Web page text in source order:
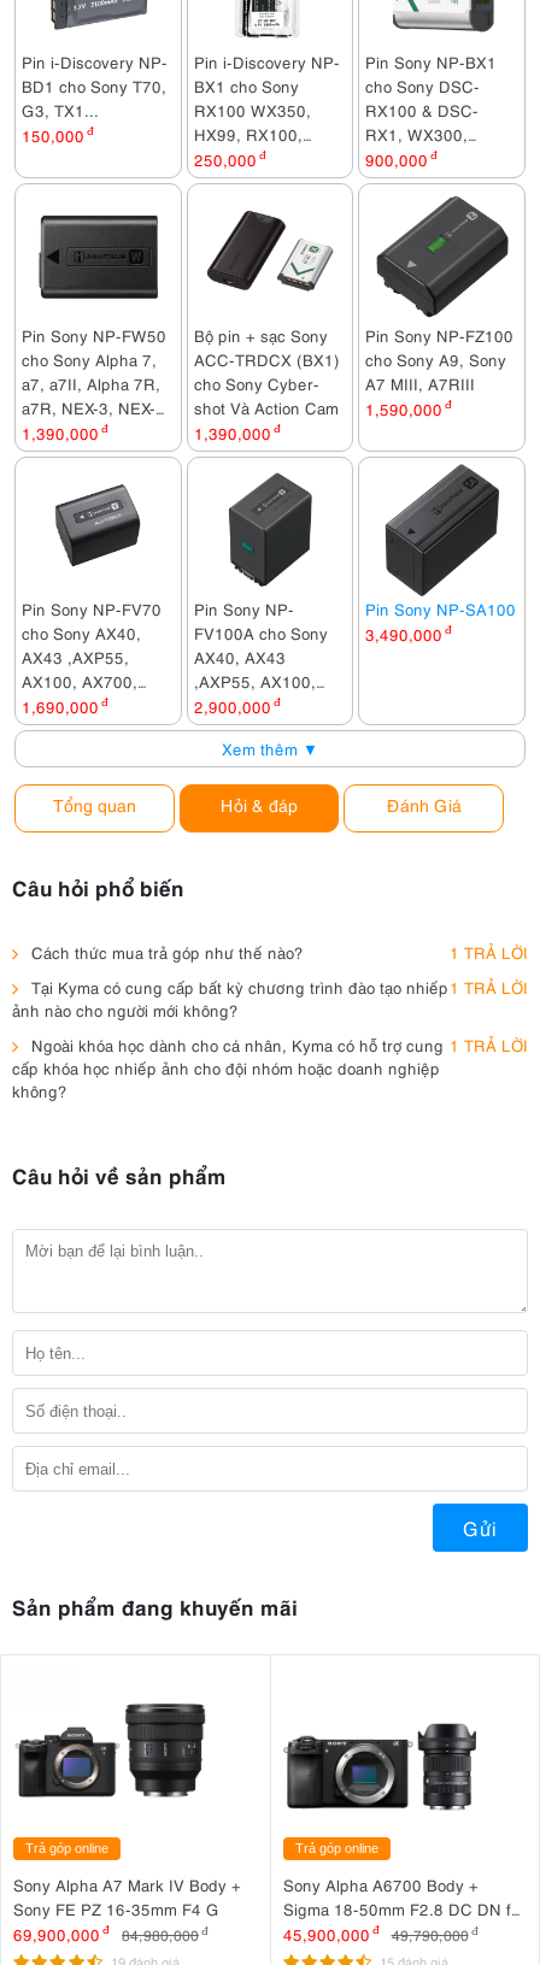
Sony Alpha A7R Mark VI Body + Sony FE 35mm F1.4 GM
156,280,000đ
Máy quay Sony FX5 B
140,990,000đ
Máy quay Sony FX5
155,990,000đ
Pin i-Discovery NP-
BD1 cho Sony T70,
G3, TX1...
150,000 đ
Pin i-Discovery NP-
BX1 cho Sony
RX100 WX350,
HX99, RX100,
CX405, PJ410,
PJ440
250,000 đ
Pin Sony NP-BX1
cho Sony DSC-
RX100 & DSC-
RX1, WX300,
HX300..
900,000 đ
Pin Sony NP-FW50
cho Sony Alpha 7,
a7, a7II, Alpha 7R,
a7R, NEX‐3, NEX‐
3N, Cyber‐shot
DSC‐RX10, RX10 II
1,390,000 đ
Bộ pin + sạc Sony
ACC-TRDCX (BX1)
cho Sony Cyber-
shot Và Action Cam
1,390,000 đ
Pin Sony NP-FZ100
cho Sony A9, Sony
A7 MIII, A7RIII
1,590,000 đ
Pin Sony NP-FV70
cho Sony AX40,
AX43 ,AXP55,
AX100, AX700,
Z90, X70
1,690,000 đ
Pin Sony NP-
FV100A cho Sony
AX40, AX43
,AXP55, AX100,
AX700, Z90, X70
2,900,000 đ
Pin Sony NP-SA100
3,490,000 đ
Xem thêm ▼
Tổng quan Hỏi & đáp Đánh Giá
Câu hỏi phổ biến
Cách thức mua trả góp như thế nào?
1 TRẢ LỜI
Tại Kyma có cung cấp bất kỳ chương trình đào tạo nhiếp
ảnh nào cho người mới không?
1 TRẢ LỜI
Ngoài khóa học dành cho cá nhân, Kyma có hỗ trợ cung
cấp khóa học nhiếp ảnh cho đội nhóm hoặc doanh nghiệp
không?
1 TRẢ LỜI
Câu hỏi về sản phẩm
Gửi
Sản phẩm đang khuyến mãi
Trả góp online
Sony Alpha A7 Mark IV Body +
Sony FE PZ 16-35mm F4 G
69,900,000 đ 84,980,000đ
19 đánh giá
Trả góp online
Sony Alpha A6700 Body +
Sigma 18-50mm F2.8 DC DN for
Sony
45,900,000 đ 49,790,000 đ
15 đánh giá